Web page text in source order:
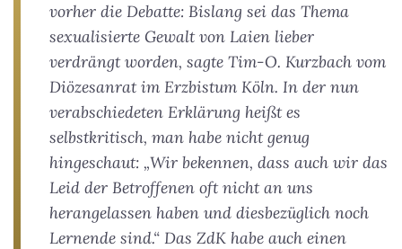
vorher die Debatte: Bislang sei das Thema
sexualisierte Gewalt von Laien lieber
verdrängt worden, sagte Tim-O. Kurzbach vom
Diözesanrat im Erzbistum Köln. In der nun
verabschiedeten Erklärung heißt es
selbstkritisch, man habe nicht genug
hingeschaut: „Wir bekennen, dass auch wir das
Leid der Betroffenen oft nicht an uns
herangelassen haben und diesbezüglich noch
Lernende sind.“ Das ZdK habe auch einen